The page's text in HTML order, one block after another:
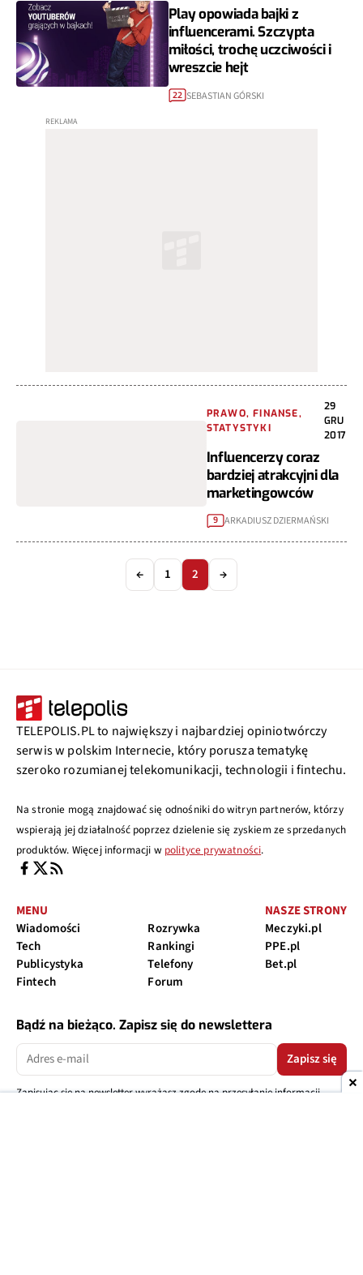
Play opowiada bajki z
influencerami. Szczypta
miłości, trochę uczciwości i
wreszcie hejt
22 SEBASTIAN GÓRSKI
PRAWO, FINANSE,
STATYSTYKI
29
GRU
2017
Influencerzy coraz
bardziej atrakcyjni dla
marketingowców
9 ARKADIUSZ DZIERMAŃSKI
← 1 2 →
TELEPOLIS.PL to największy i najbardziej opiniotwórczy
serwis w polskim Internecie, który porusza tematykę
szeroko rozumianej telekomunikacji, technologii i fintechu.
Na stronie mogą znajdować się odnośniki do witryn partnerów, którzy
wspierają jej działalność poprzez dzielenie się zyskiem ze sprzedanych
produktów. Więcej informacji w polityce prywatności.
MENU
Wiadomości
Tech
Publicystyka
Fintech
Rozrywka
Rankingi
Telefony
Forum
NASZE STRONY
Meczyki.pl
PPE.pl
Bet.pl
Bądź na bieżąco. Zapisz się do newslettera
Zapisz się
Zapisując się na newsletter wyrażasz zgodę na przesyłanie informacji